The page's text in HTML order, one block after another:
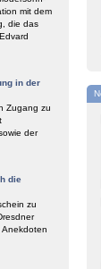
mit dem
die das
in der
Zugang zu
der
die
zu